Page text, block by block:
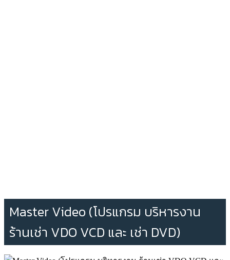
Master Video (โปรแกรม บริหารงาน
ร้านเช่า VDO VCD และ เช่า DVD)